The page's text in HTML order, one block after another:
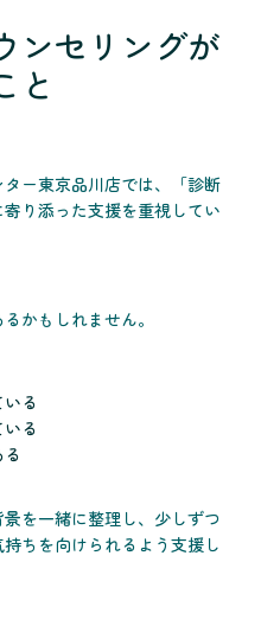
ンセリングが
と
ー東京品川店では、「診断
り添った支援を重視してい
かもしれません。
る
る
を一緒に整理し、少しずつ
ちを向けられるよう支援し